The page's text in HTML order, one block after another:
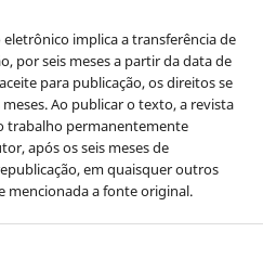
implica a transferência de
por seis meses a partir da data de
para publicação, os direitos se
Ao publicar o texto, a revista
trabalho permanentemente
após os seis meses de
em quaisquer outros
mencionada a fonte original.